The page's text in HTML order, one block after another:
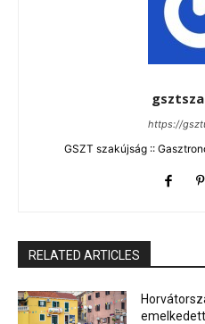
https://
GSZT szakújság ::
RELATED ARTICLES